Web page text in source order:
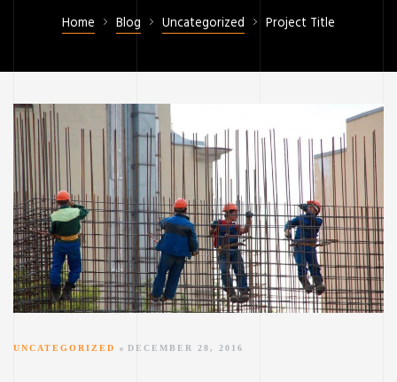
Home Blog Uncategorized Project Title
UNCATEGORIZED DECEMBER 28, 2016